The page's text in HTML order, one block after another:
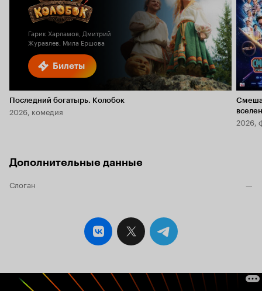
Билеты
Гарик Харламов, Дмитрий
Журавлев, Мила Ершова
Последний богатырь. Колобок
2026, комедия
2026,
Дополнительные данные
Слоган —